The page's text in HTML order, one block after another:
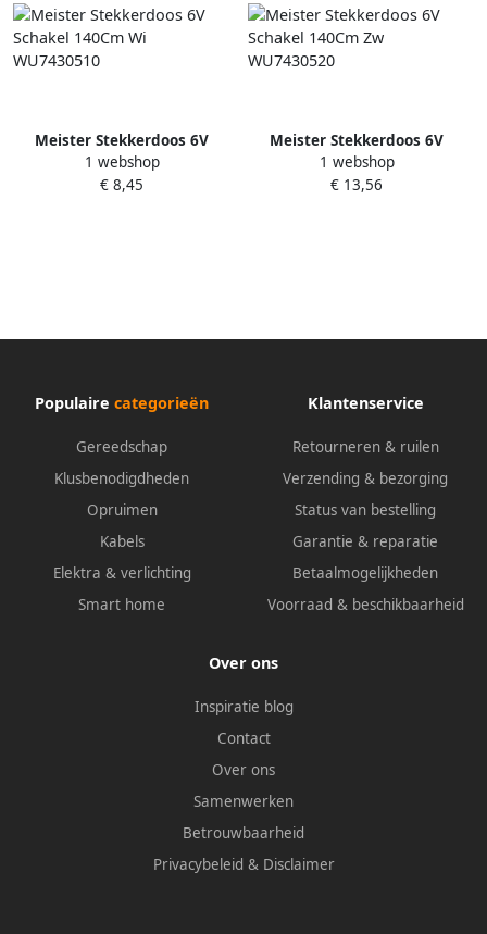
Meister Stekkerdoos 6V
Schakel 140Cm Wi
WU7430510
1 webshop
€ 8,45
Meister Stekkerdoos 6V
Schakel 140Cm Zw
WU7430520
1 webshop
€ 13,56
Populaire categorieën
Gereedschap
Klusbenodigdheden
Opruimen
Kabels
Elektra & verlichting
Smart home
Klantenservice
Retourneren & ruilen
Verzending & bezorging
Status van bestelling
Garantie & reparatie
Betaalmogelijkheden
Voorraad & beschikbaarheid
Over ons
Inspiratie blog
Contact
Over ons
Samenwerken
Betrouwbaarheid
Privacybeleid & Disclaimer